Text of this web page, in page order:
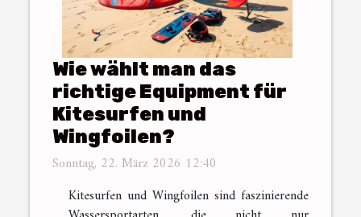
Wie wählt man das
richtige Equipment für
Kitesurfen und
Wingfoilen?
Sonntag, 22. März 2026 12:40
Kitesurfen und Wingfoilen sind faszinierende